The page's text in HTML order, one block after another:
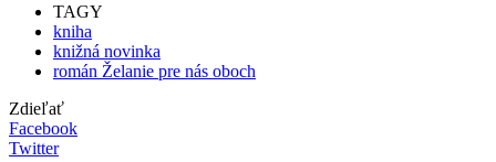
TAGY
kniha
knižná novinka
román Želanie pre nás oboch
Zdieľať
Facebook
Twitter